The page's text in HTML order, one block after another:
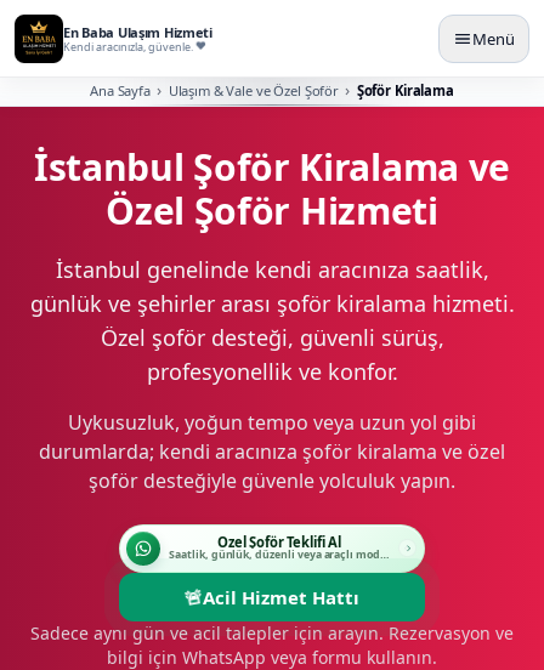
En Baba Ulaşım Hizmeti
Kendi aracınızla, güvenle. Menü
Ana Sayfa Ulaşım & Vale ve Özel Şoför Şoför Kiralama
İstanbul Şoför Kiralama ve
Özel Şoför Hizmeti
İstanbul genelinde kendi aracınıza saatlik,
günlük ve şehirler arası şoför kiralama hizmeti.
Özel şoför desteği, güvenli sürüş,
profesyonellik ve konfor.
Uykusuzluk, yoğun tempo veya uzun yol gibi
durumlarda; kendi aracınıza şoför kiralama ve özel
şoför desteğiyle güvenle yolculuk yapın.
Özel Şoför Teklifi Al
Saatlik, günlük, düzenli veya araçlı modeli seçin.
🚨Acil Hizmet Hattı
Sadece aynı gün ve acil talepler için arayın. Rezervasyon ve
bilgi için WhatsApp veya formu kullanın.